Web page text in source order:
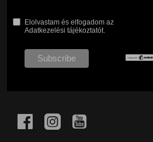
Elolvastam és elfogadom az
Adatkezelési tájékoztatót.